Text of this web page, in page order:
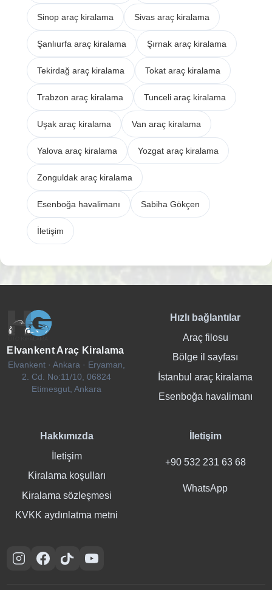
Sinop araç kiralama Sivas araç kiralama
Şanlıurfa araç kiralama Şırnak araç kiralama
Tekirdağ araç kiralama Tokat araç kiralama
Trabzon araç kiralama Tunceli araç kiralama
Uşak araç kiralama Van araç kiralama
Yalova araç kiralama Yozgat araç kiralama
Zonguldak araç kiralama
Esenboğa havalimanı Sabiha Gökçen
İletişim
Elvankent Araç Kiralama
Elvankent · Ankara · Eryaman,
2. Cd. No:11/10, 06824
Etimesgut, Ankara
Hızlı bağlantılar
Araç filosu
Bölge il sayfası
İstanbul araç kiralama
Esenboğa havalimanı
Hakkımızda
İletişim
Kiralama koşulları
Kiralama sözleşmesi
KVKK aydınlatma metni
İletişim
+90 532 231 63 68
WhatsApp
InstagramFacebook
TikTokYouTube